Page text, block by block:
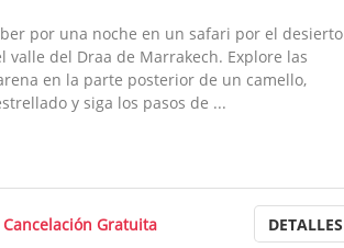
por una noche en un safari por el desierto
valle del Draa de Marrakech. Explore las
en la parte posterior de un camello,
y siga los pasos de ...
Cancelación Gratuita DETALLES